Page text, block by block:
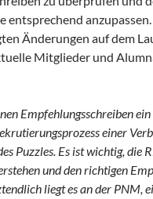
entsprechend
Änderungen auf dem
Mitglieder und
Empfehlungsschreiben
einer
Puzzles. Es ist wichtig, die
und den richtigen
liegt es an der PNM,